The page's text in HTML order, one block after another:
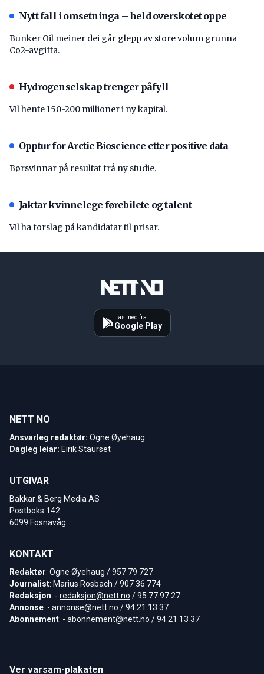
Nytt fall i omsetninga – held overskotet oppe
Bunker Oil meiner dei går glepp av store volum grunna
Co2-avgifta.
Hydrogenselskap trenger påfyll
Vil hente 150-200 millioner i ny kapital.
Opptur for Arctic Bioscience etter positive data
Børsvinnar på resultat frå ny studie.
Jaktar kvinnelege førebilete og talent
Vil ha forslag på kandidatar til prisar.
Last ned fra
Google Play
NETT NO
Ansvarleg redaktør: Ogne Øyehaug
Dagleg leiar: Eirik Staurset
UTGIVAR
Bakkar & Berg Media AS
Postboks 142
6099 Fosnavåg
KONTAKT
Redaktør: Ogne Øyehaug / 957 79 727
Journalist: Marius Rosbach / 907 36 774
Redaksjon: - redaksjon@nett.no / 95 77 97 27
Annonse: - annonse@nett.no / 94 21 13 37
Abonnement: - abonnement@nett.no / 94 21 13 37
Ver varsam-plakaten